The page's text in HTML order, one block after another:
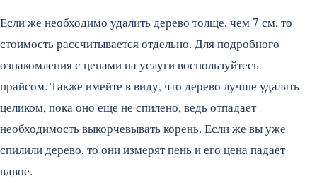
Если же необходимо удалить дерево толще, чем 7 см, то
стоимость рассчитывается отдельно. Для подробного
ознакомления с ценами на услуги воспользуйтесь
прайсом. Также имейте в виду, что дерево лучше удалять
целиком, пока оно еще не спилено, ведь отпадает
необходимость выкорчевывать корень. Если же вы уже
спилили дерево, то они измерят пень и его цена падает
вдвое.